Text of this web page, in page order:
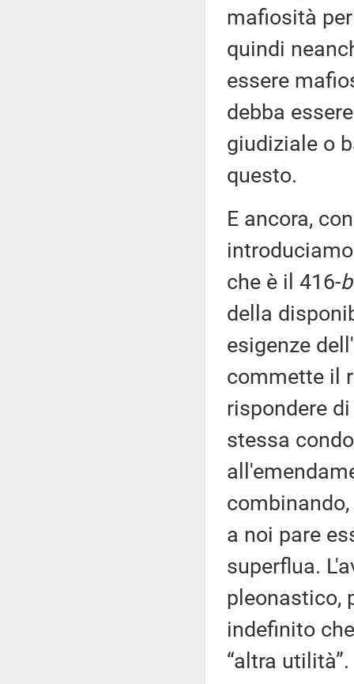
mafiosità
quindi
essere
debba
giudiziale o
questo.
E ancora,
che è il 416-
della
esigenze
commette il
rispondere
stessa
a noi pare
superflua.
pleonastico,
indefinito
“altra